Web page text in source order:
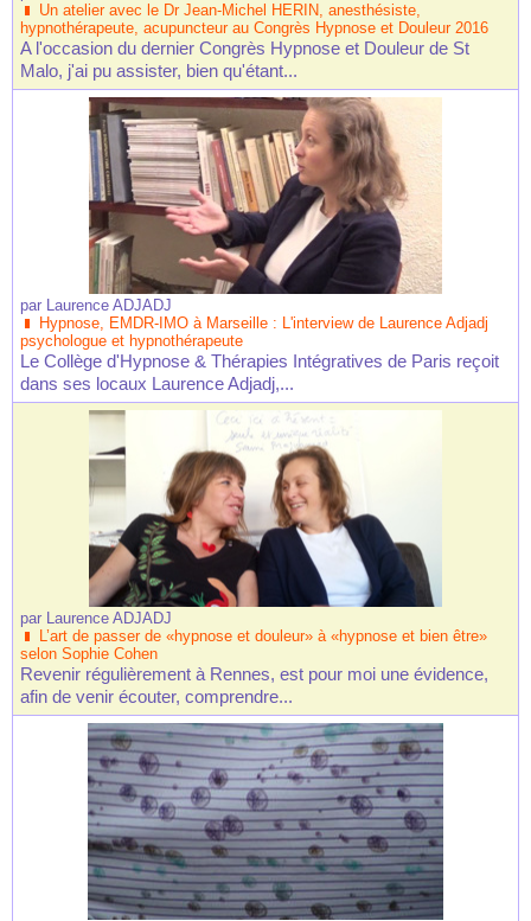
Un atelier avec le Dr Jean-Michel HERIN, anesthésiste,
hypnothérapeute, acupuncteur au Congrès Hypnose et Douleur 2016
A l'occasion du dernier Congrès Hypnose et Douleur de St
Malo, j'ai pu assister, bien qu'étant...
par Laurence ADJADJ
Hypnose, EMDR-IMO à Marseille : L'interview de Laurence Adjadj
psychologue et hypnothérapeute
Le Collège d'Hypnose & Thérapies Intégratives de Paris reçoit
dans ses locaux Laurence Adjadj,...
par Laurence ADJADJ
L’art de passer de «hypnose et douleur» à «hypnose et bien être»
selon Sophie Cohen
Revenir régulièrement à Rennes, est pour moi une évidence,
afin de venir écouter, comprendre...